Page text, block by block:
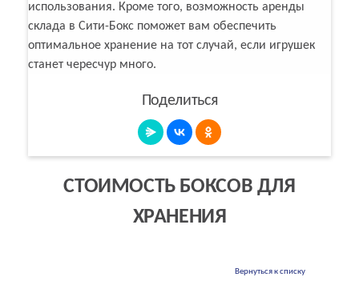
использования. Кроме того, возможность аренды
склада в Сити-Бокс поможет вам обеспечить
оптимальное хранение на тот случай, если игрушек
станет чересчур много.
Поделиться
СТОИМОСТЬ БОКСОВ ДЛЯ
ХРАНЕНИЯ
Вернуться к списку